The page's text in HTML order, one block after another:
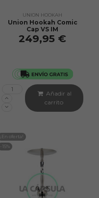
UNION HOOKAH
Union Hookah Comic
Cap VS IM
249,95 €
Añadir al
carrito
¡En oferta!
-15%